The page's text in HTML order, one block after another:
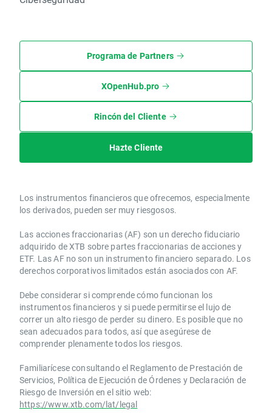
Programa de Partners
XOpenHub.pro
Rincón del Cliente
Hazte Cliente
Los instrumentos financieros que ofrecemos, especialmente
los derivados, pueden ser muy riesgosos.
Las acciones fraccionarias (AF) son un derecho fiduciario
adquirido de XTB sobre partes fraccionarias de acciones y
ETF. Las AF no son un instrumento financiero separado. Los
derechos corporativos limitados están asociados con AF.
Debe considerar si comprende cómo funcionan los
instrumentos financieros y si puede permitirse el lujo de
correr un alto riesgo de perder su dinero. Es posible que no
sean adecuados para todos, así que asegúrese de
comprender plenamente todos los riesgos.
Familiarícese consultando el Reglamento de Prestación de
Servicios, Política de Ejecución de Órdenes y Declaración de
Riesgo de Inversión en el sitio web:
https://www.xtb.com/lat/legal